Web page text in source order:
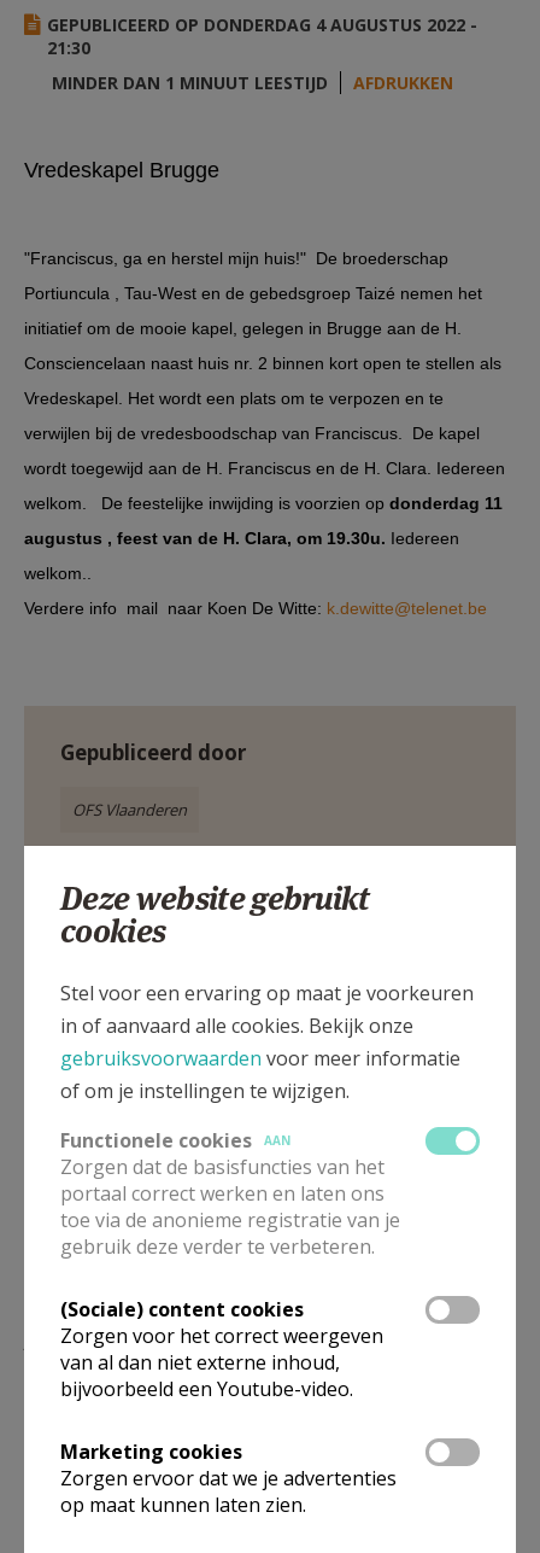
AANMELDEN OF REGISTREREN
GEPUBLICEERD OP DONDERDAG 4 AUGUSTUS 2022 -
21:30
MINDER DAN 1 MINUUT LEESTIJD
AFDRUKKEN
Vredeskapel Brugge
"Franciscus, ga en herstel mijn huis!" De broederschap
Portiuncula , Tau-West en de gebedsgroep Taizé nemen het
initiatief om de mooie kapel, gelegen in Brugge aan de H.
Consciencelaan naast huis nr. 2 binnen kort open te stellen als
Vredeskapel. Het wordt een plats om te verpozen en te
verwijlen bij de vredesboodschap van Franciscus. De kapel
wordt toegewijd aan de H. Franciscus en de H. Clara. Iedereen
welkom. De feestelijke inwijding is voorzien op donderdag 11
augustus , feest van de H. Clara, om 19.30u. Iedereen
welkom..
Verdere info mail naar Koen De Witte: k.dewitte@telenet.be
Gepubliceerd door
OFS Vlaanderen
Meer
Artikel
Deel dit artikel
Lees meer
Deze website gebruikt
cookies
Stel voor een ervaring op maat je voorkeuren
in of aanvaard alle cookies. Bekijk onze
gebruiksvoorwaarden voor meer informatie
of om je instellingen te wijzigen.
Functionele cookies
AAN
Zorgen dat de basisfuncties van het
portaal correct werken en laten ons
toe via de anonieme registratie van je
gebruik deze verder te verbeteren.
(Sociale) content cookies
Zorgen voor het correct weergeven
van al dan niet externe inhoud,
bijvoorbeeld een Youtube-video.
Marketing cookies
Zorgen ervoor dat we je advertenties
op maat kunnen laten zien.